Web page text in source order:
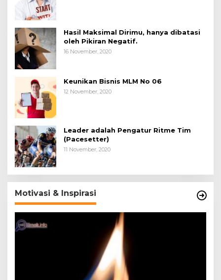
Hasil Maksimal Dirimu, hanya dibatasi
oleh Pikiran Negatif.
16 November, 2020
Keunikan Bisnis MLM No 06
12 November, 2020
Leader adalah Pengatur Ritme Tim
(Pacesetter)
11 November, 2020
Motivasi & Inspirasi